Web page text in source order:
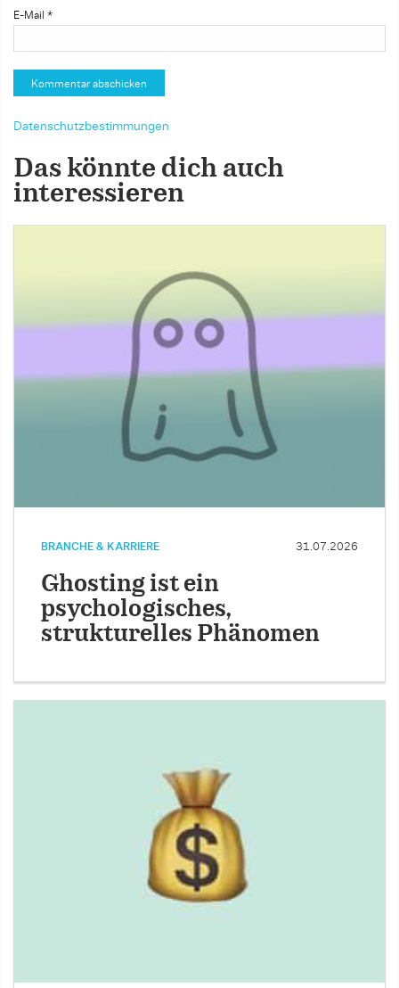
E-Mail *
Datenschutzbestimmungen
Das könnte dich auch
interessieren
BRANCHE & KARRIERE 31.07.2026
Ghosting ist ein
psychologisches,
strukturelles Phänomen